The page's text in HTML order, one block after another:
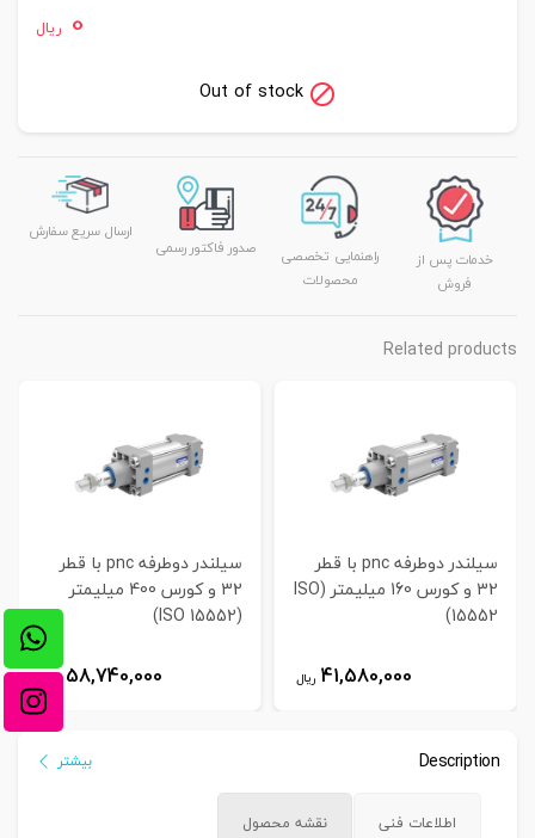
0 ریال
Out of stock
خدمات پس از
فروش
راهنمایی تخصصی
محصولات
صدور فاکتور رسمی
ارسال سریع سفارش
Related products
سیلندر دوطرفه pnc با قطر
32 و کورس 160 میلیمتر (ISO
15552)
41,580,000 ریال
سیلندر دوطرفه pnc با قطر
32 و کورس 400 میلیمتر
(ISO 15552)
58,740,000 ریال
Description بیشتر
اطلاعات فنی نقشه محصول